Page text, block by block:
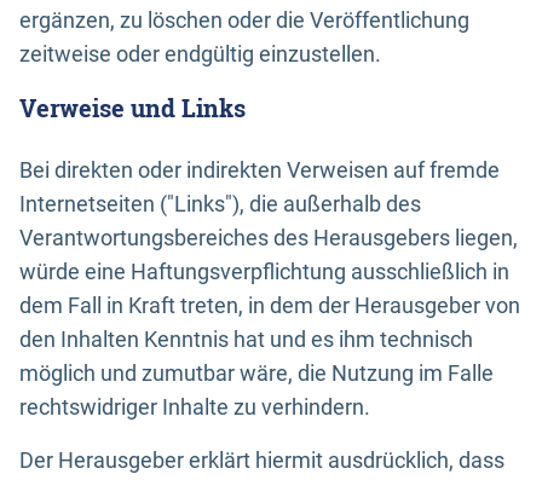
ergänzen, zu löschen oder die Veröffentlichung
zeitweise oder endgültig einzustellen.
Verweise und Links
Bei direkten oder indirekten Verweisen auf fremde
Internetseiten ("Links"), die außerhalb des
Verantwortungsbereiches des Herausgebers liegen,
würde eine Haftungsverpflichtung ausschließlich in
dem Fall in Kraft treten, in dem der Herausgeber von
den Inhalten Kenntnis hat und es ihm technisch
möglich und zumutbar wäre, die Nutzung im Falle
rechtswidriger Inhalte zu verhindern.
Der Herausgeber erklärt hiermit ausdrücklich, dass